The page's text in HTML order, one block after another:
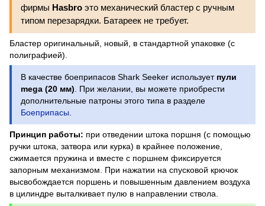
фирмы Hasbro это механический бластер с ручным
типом перезарядки. Батареек не требует.
Бластер оригинальный, новый, в стандартной упаковке (с
полиграфией).
В качестве боеприпасов Shark Seeker использует пули
mega (20 мм) . При желании, вы можете приобрести
дополнительные патроны этого типа в разделе
Боеприпасы
Принцип работы: при отведении штока поршня (с помощью
ручки штока, затвора или курка) в крайнее положение,
сжимается пружина и вместе с поршнем фиксируется
запорным механизмом. При нажатии на спусковой крючок
высвобождается поршень и повышенным давлением воздуха
в цилиндре выталкивает пулю в направлении ствола.